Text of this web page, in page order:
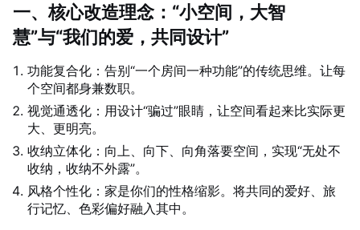
一、核心改造理念：“小空间，大智
慧”与“我们的爱，共同设计”
功能复合化：告别“一个房间一种功能”的传统思维。让每
个空间都身兼数职。
视觉通透化：用设计“骗过”眼睛，让空间看起来比实际更
大、更明亮。
收纳立体化：向上、向下、向角落要空间，实现“无处不
收纳，收纳不外露”。
风格个性化：家是你们的性格缩影。将共同的爱好、旅
行记忆、色彩偏好融入其中。